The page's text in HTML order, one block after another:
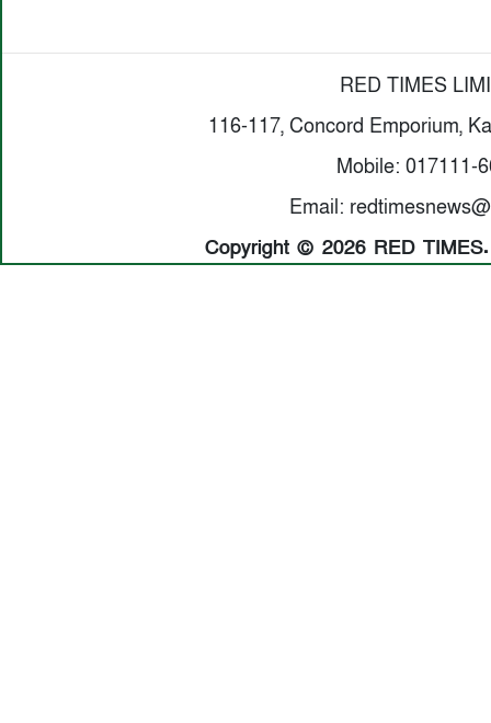
RED TIMES
116-117, Concord Emporium,
Mobile: 017111-
Email:
Copyright © 2026 RED